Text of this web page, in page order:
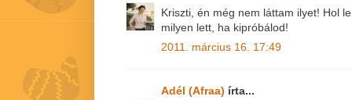
Kriszti, én még nem láttam ilyet! Hol
milyen lett, ha kipróbálod!
2011. március 16. 17:49
Adél (Afraa) írta...